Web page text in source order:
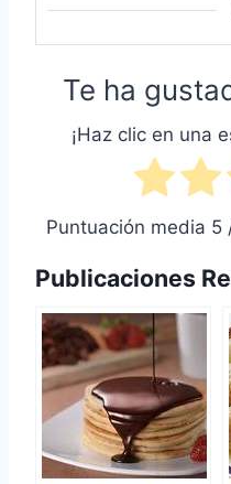
Te ha
¡Haz clic en una
Puntuación media 5/
Publicaciones